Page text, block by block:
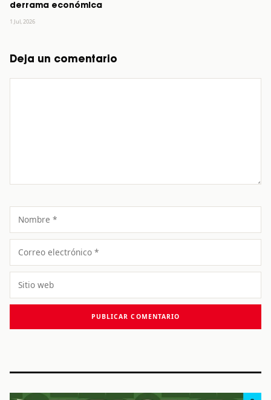
derrama económica
1 Jul, 2026
Deja un comentario
Comentario
Nombre
Correo
electrónico
Sitio
web